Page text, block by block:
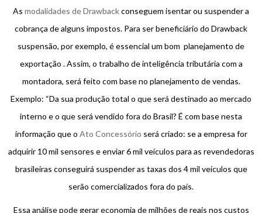
As modalidades de Drawbackconseguem isentar ou suspender a
cobrança de alguns impostos. Para ser beneficiário do Drawback
suspensão, por exemplo, é essencial um bom planejamento de
exportação . Assim, o trabalho de inteligência tributária com a
montadora, será feito com base no planejamento de vendas.
Exemplo: “Da sua produção total o que será destinado ao mercado
interno e o que será vendido fora do Brasil? É com base nesta
informação que o Ato Concessório será criado: se a empresa for
adquirir 10 mil sensores e enviar 6 mil veículos para as revendedoras
brasileiras conseguirá suspender as taxas dos 4 mil veículos que
serão comercializados fora do país.
Essa análise pode gerar economia de milhões de reais nos custos